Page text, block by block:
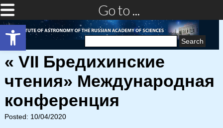
Open toolbar
Go to ...
Search
« VII Бредихинские
чтения» Международная
конференция
Posted: 10/04/2020